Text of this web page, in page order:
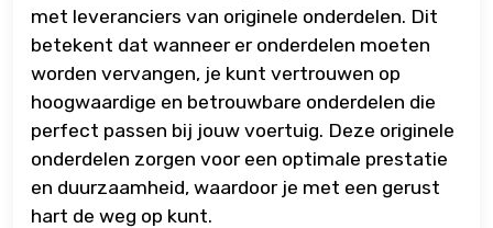
met leveranciers van originele onderdelen. Dit
betekent dat wanneer er onderdelen moeten
worden vervangen, je kunt vertrouwen op
hoogwaardige en betrouwbare onderdelen die
perfect passen bij jouw voertuig. Deze originele
onderdelen zorgen voor een optimale prestatie
en duurzaamheid, waardoor je met een gerust
hart de weg op kunt.